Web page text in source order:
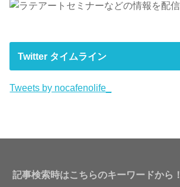
Twitter タイムライン
Tweets by nocafenolife_
記事検索時はこちらのキーワードから！